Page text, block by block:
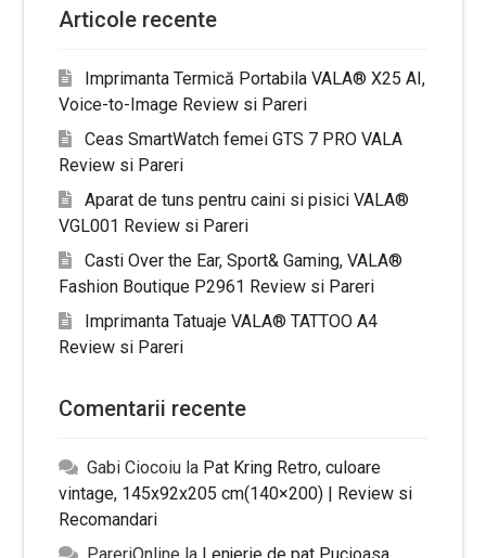
Articole recente
Imprimanta Termică Portabila VALA® X25 AI,
Voice-to-Image Review si Pareri
Ceas SmartWatch femei GTS 7 PRO VALA
Review si Pareri
Aparat de tuns pentru caini si pisici VALA®
VGL001 Review si Pareri
Casti Over the Ear, Sport& Gaming, VALA®
Fashion Boutique P2961 Review si Pareri
Imprimanta Tatuaje VALA® TATTOO A4
Review si Pareri
Comentarii recente
Gabi Ciocoiu la Pat Kring Retro, culoare
vintage, 145x92x205 cm(140×200) | Review si
Recomandari